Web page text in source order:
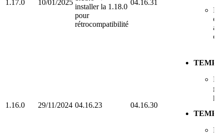
1.17.0 10/01/2025
installer la 1.18.0
pour
rétrocompatibilité
04.16.31
1.16.0 29/11/2024 04.16.23 04.16.30